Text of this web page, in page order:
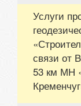
Услуги
связи от
53 км МН